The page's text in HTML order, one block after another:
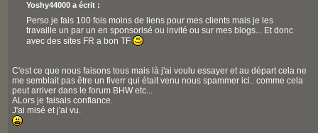
Yoshy44000 a écrit :
Perso je fais 100 fois moins de liens pour mes clients mais je les
travaille un par un en sponsorisé ou invité ou sur mes blogs... Et donc
avec des sites FR a bon TF
C'est ce que nous faisons tous mais là j'ai voulu essayer et au départ cela ne
me semblait pas être un fiverr qui était venu nous spammer ici.. comme cela
peut arriver dans le forum BHW etc...
ALors je faisais confiance.
J'ai misé et j'ai vu.